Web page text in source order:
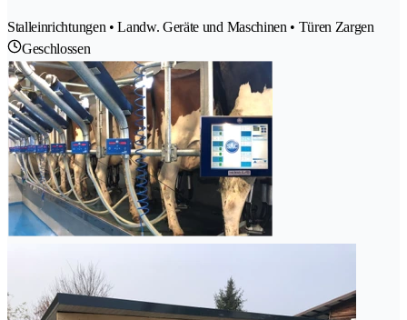
Stalleinrichtungen • Landw. Geräte und Maschinen • Türen Zargen
Geschlossen